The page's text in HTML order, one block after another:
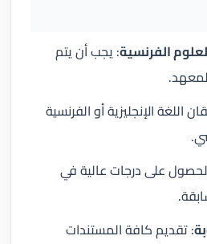
الفرنسية: يجب أن يتم
اللغة الإنجليزية أو الفرنسية
على درجات عالية في
: تقديم كافة المستندات